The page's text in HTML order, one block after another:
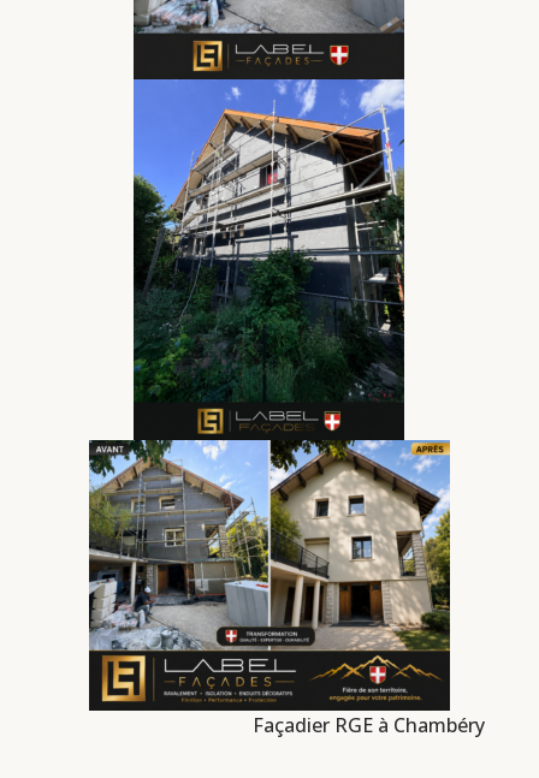
Façadier RGE à Chambéry